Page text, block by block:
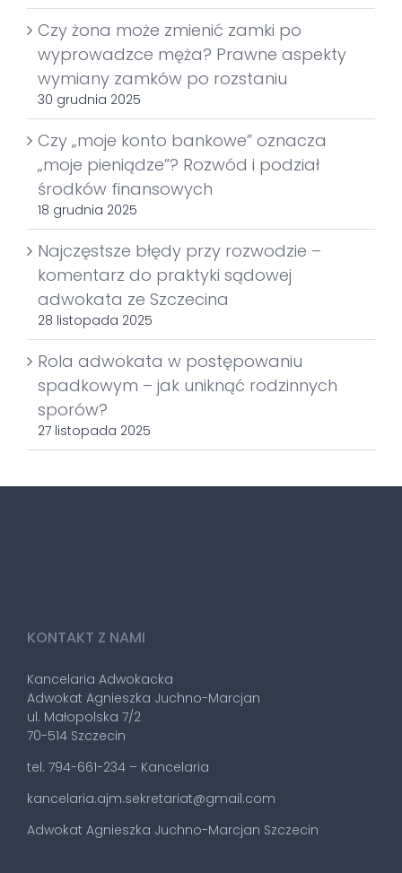
Czy żona może zmienić zamki po
wyprowadzce męża? Prawne aspekty
wymiany zamków po rozstaniu
30 grudnia 2025
Czy „moje konto bankowe” oznacza
„moje pieniądze”? Rozwód i podział
środków finansowych
18 grudnia 2025
Najczęstsze błędy przy rozwodzie –
komentarz do praktyki sądowej
adwokata ze Szczecina
28 listopada 2025
Rola adwokata w postępowaniu
spadkowym – jak uniknąć rodzinnych
sporów?
27 listopada 2025
KONTAKT Z NAMI
Kancelaria Adwokacka
Adwokat Agnieszka Juchno-Marcjan
ul. Małopolska 7/2
70-514 Szczecin
tel. 794-661-234 – Kancelaria
kancelaria.ajm.sekretariat@gmail.com
Adwokat Agnieszka Juchno-Marcjan Szczecin